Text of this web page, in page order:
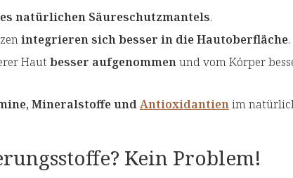
natürlichen Säureschutzmantels.
integrieren sich besser in die Hautoberfläche.
Haut besser aufgenommenund vom Körper
Mineralstoffe undAntioxidantienim
Kein Problem!